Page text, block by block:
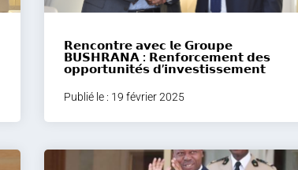
𝗥𝗲𝗻𝗰𝗼𝗻𝘁𝗿𝗲 𝗮𝘃𝗲𝗰 𝗹𝗲 𝗚𝗿𝗼𝘂𝗽𝗲
𝗕𝗨𝗦𝗛𝗥𝗔𝗡𝗔 : 𝗥𝗲𝗻𝗳𝗼𝗿𝗰𝗲𝗺𝗲𝗻𝘁 𝗱𝗲𝘀
𝗼𝗽𝗽𝗼𝗿𝘁𝘂𝗻𝗶𝘁𝗲́𝘀 𝗱’𝗶𝗻𝘃𝗲𝘀𝘁𝗶𝘀𝘀𝗲𝗺𝗲𝗻𝘁
Publié le : 19 février 2025